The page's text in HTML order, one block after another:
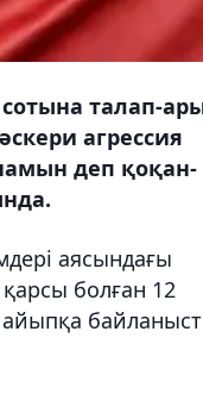
талап-
агрессия
деп қоқан-
аясындағы
болған 12
айыпқа